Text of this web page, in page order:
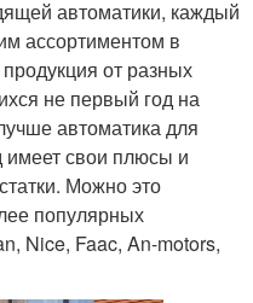
автоматики, каждый
ассортиментом в
от разных
не первый год на
автоматика для
имеет свои плюсы и
Можно это
популярных
Nice, Faac, An-motors,